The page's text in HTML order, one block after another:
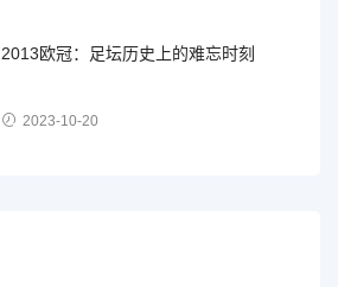
2013欧冠：足坛历史上的难忘时刻
2023-10-20